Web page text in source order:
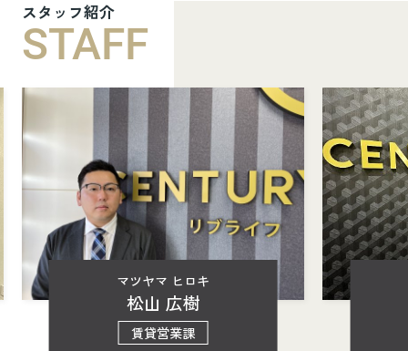
スタッフ紹介
STAFF
マツヤマ ヒロキ
松山 広樹
賃貸営業課